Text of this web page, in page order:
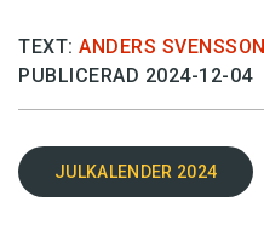
TEXT: ANDERS SVENSSON
PUBLICERAD 2024-12-04
JULKALENDER 2024